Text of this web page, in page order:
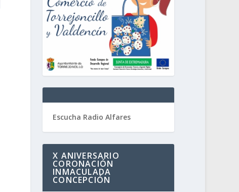
Escucha Radio Alfares
X ANIVERSARIO
CORONACIÓN
INMACULADA
CONCEPCIÓN